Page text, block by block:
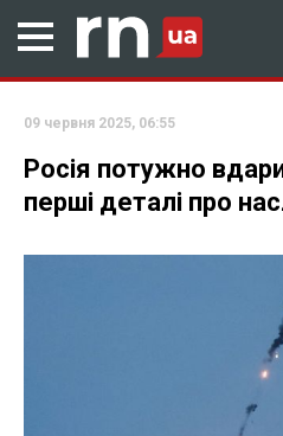
09 червня 2025, 06:55
Росія потужно
перші деталі про